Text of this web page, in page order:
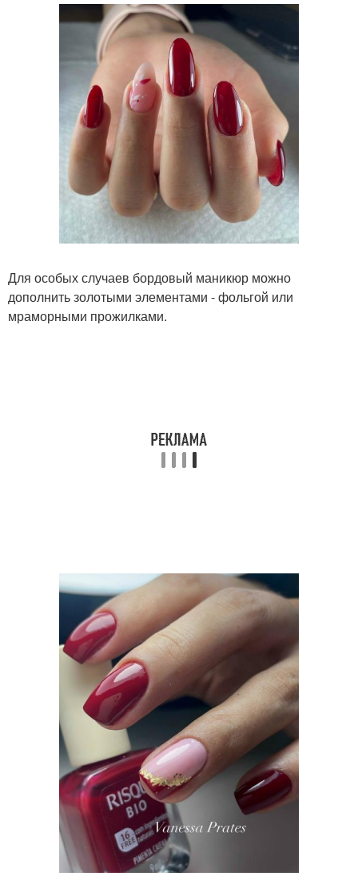
Для особых случаев бордовый маникюр можно
дополнить золотыми элементами - фольгой или
мраморными прожилками.